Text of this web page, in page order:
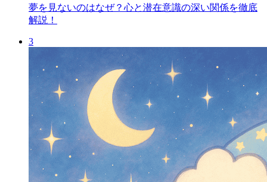
夢を見ないのはなぜ？心と潜在意識の深い関係を徹底
解説！
3